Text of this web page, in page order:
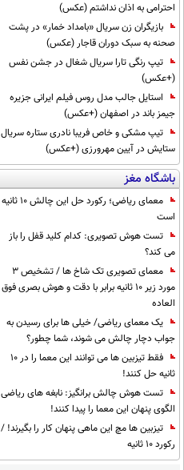
احترامی به اذان نداشتم (عکس)
بازیگران زن سریال «بامداد خمار» در پشت
صحنه به سبک دوران قاجار (عکس)
تیپ رنگی تارا سریال شغال در جشن نفس
(+عکس)
استایل جالب مدل روس فیلم ایرانی جزیره
جیمز باند در اصفهان (+عکس)
تیپ مشکی و خاص فریبا نادری ستاره سریال
ستایش در آیین مهرورزی (+عکس)
باشگاه مغز
معمای ریاضی؛ رکورد حل این چالش 10 ثانیه
است
تست هوش تصویری: کدام کلید قفل را باز
می کند؟
معمای تصویری تک شاخ ها / تشخیص 3
مورد زیر 10 ثانیه برابر با دقت و هوش بصری فوق
العاده
یک معمای ریاضی/ خیلی ها برای رسیدن به
جواب دچار چالش می شوند، شما چطور؟
فقط تیزبین ها می توانند این معما را در 10
ثانیه حل کنند!
تست هوش چالش برانگیز: نابغه های ریاضی
الگوی پنهان این معما را پیدا کنند!
تیزبین ها مچ این ماهی پنهان کار را بگیرند! /
رکورد 10 ثانیه